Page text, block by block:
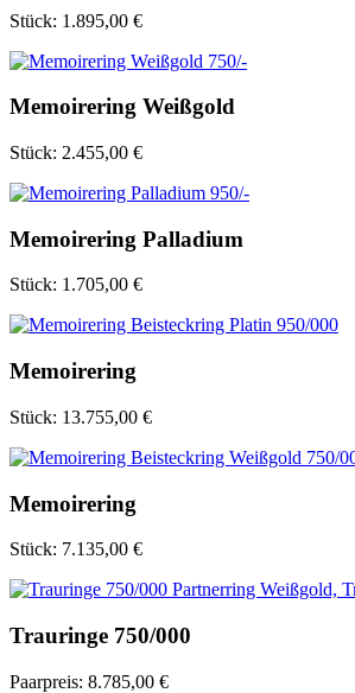
Stück: 1.895,00 €
Memoirering Weißgold
Stück: 2.455,00 €
Memoirering Palladium
Stück: 1.705,00 €
Memoirering
Stück: 13.755,00 €
Memoirering
Stück: 7.135,00 €
Trauringe 750/000
Paarpreis: 8.785,00 €